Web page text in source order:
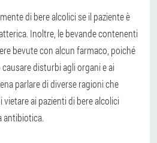
di bere alcolici se il paziente è
Inoltre, le bevande contenenti
bevute con alcun farmaco, poiché
disturbi agli organi e ai
parlare di diverse ragioni che
ai pazienti di bere alcolici
antibiotica.